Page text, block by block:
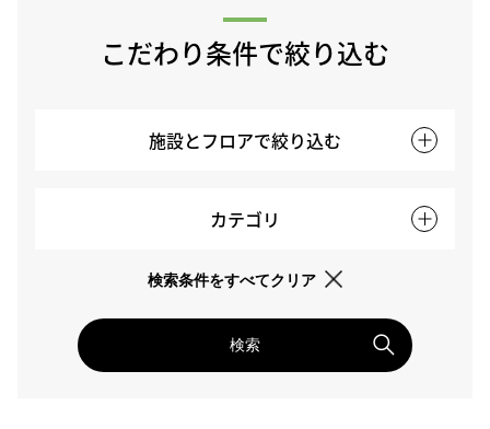
こだわり条件で絞り込む
施設とフロアで絞り込む
カテゴリ
検索条件をすべてクリア
検索